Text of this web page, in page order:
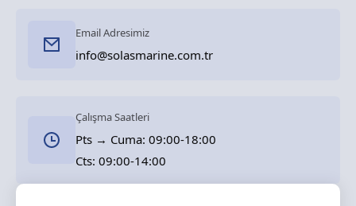
Email Adresimiz
info@solasmarine.com.tr
Çalışma Saatleri
Pts → Cuma: 09:00-18:00
Cts: 09:00-14:00